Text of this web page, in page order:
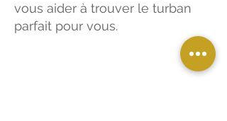
vous aider à trouver le turban
parfait pour vous.